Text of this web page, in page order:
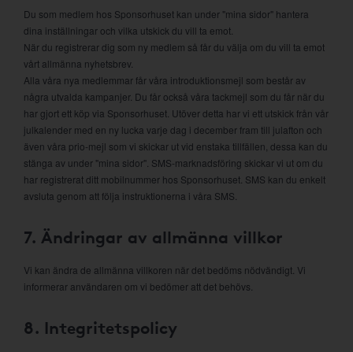
Du som medlem hos Sponsorhuset kan under "mina sidor" hantera
dina inställningar och vilka utskick du vill ta emot.
När du registrerar dig som ny medlem så får du välja om du vill ta emot
vårt allmänna nyhetsbrev.
Alla våra nya medlemmar får våra introduktionsmejl som består av
några utvalda kampanjer. Du får också våra tackmejl som du får när du
har gjort ett köp via Sponsorhuset. Utöver detta har vi ett utskick från vår
julkalender med en ny lucka varje dag i december fram till julafton och
även våra prio-mejl som vi skickar ut vid enstaka tillfällen, dessa kan du
stänga av under "mina sidor". SMS-marknadsföring skickar vi ut om du
har registrerat ditt mobilnummer hos Sponsorhuset. SMS kan du enkelt
avsluta genom att följa instruktionerna i våra SMS.
7. Ändringar av allmänna villkor
Vi kan ändra de allmänna villkoren när det bedöms nödvändigt. Vi
informerar användaren om vi bedömer att det behövs.
8. Integritetspolicy